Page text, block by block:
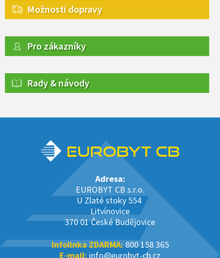
Možnosti dopravy
Pro zákazníky
Rady & návody
Adresa:
EUROBYT CB s.r.o.
U Zlaté stoky 554
Litvínovice
370 01 České Budějovice
Infolinka ZDARMA:800 158 365
E-mail: info@eurobyt-cb.cz